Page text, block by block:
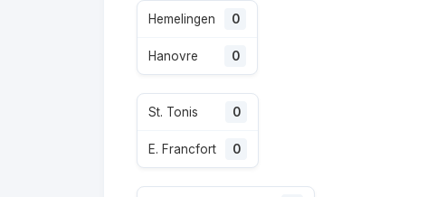
Hemelingen 0
Hanovre 0
St. Tonis 0
E. Francfort 0